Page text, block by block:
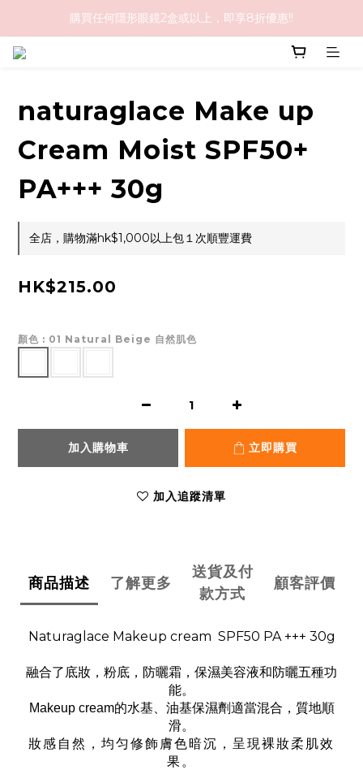
購物滿HK$1,000免順豐運費
購買任何隱形眼鏡2盒或以上，即享8折優惠!!
naturaglace Make up
Cream Moist SPF50+
PA+++ 30g
全店，購物滿hk$1,000以上包１次順豐運費
HK$215.00
顏色 : 01 Natural Beige 自然肌色
加入購物車 立即購買
加入追蹤清單
商品描述 了解更多
送貨及付
款方式
顧客評價
Naturaglace Makeup cream SPF50 PA +++ 30g
融合了底妝，粉底，防曬霜，保濕美容液和防曬五種功
能。
Makeup cream的水基、油基保濕劑適當混合，質地順
滑。
妝感自然，均匀修飾膚色暗沉，呈現裸妝柔肌效
果。